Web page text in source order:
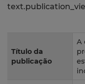
Título da
publicação
A